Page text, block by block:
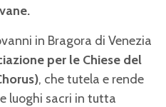
in Bragora di Venezia
per le Chiese del
, che tutela e rende
luoghi sacri in tutta